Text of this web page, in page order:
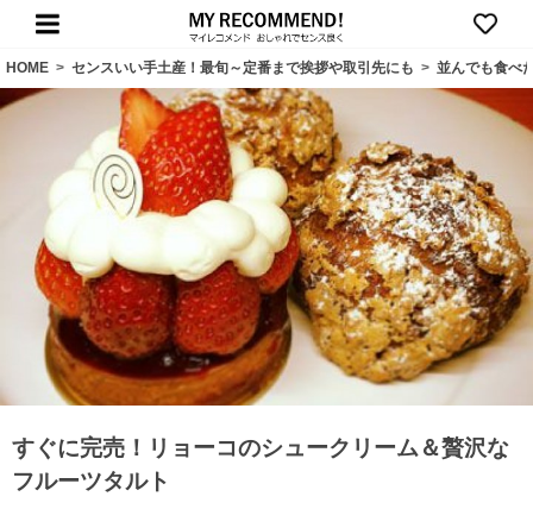
HOME > センスいい手土産！最旬～定番まで挨拶や取引先にも > 並んでも食べ
すぐに完売！リョーコのシュークリーム＆贅沢な
フルーツタルト